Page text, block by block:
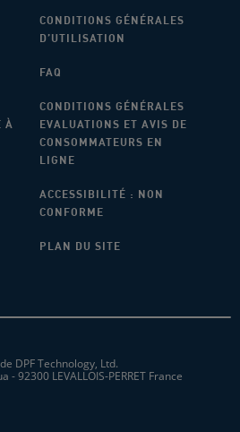
CONDITIONS GÉNÉRALES
D’UTILISATION
FAQ
À
CONDITIONS GÉNÉRALES
EVALUATIONS ET AVIS DE
CONSOMMATEURS EN
LIGNE
ACCESSIBILITÉ : NON
CONFORME
PLAN DU SITE
DPF Technology, Ltd.
92300 LEVALLOIS-PERRET France